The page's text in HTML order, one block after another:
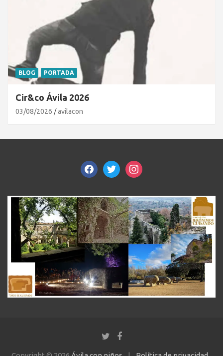
BLOG PORTADA
Cir&co Ávila 2026
03/08/2026 avilacon
facebooktwitterinstagram